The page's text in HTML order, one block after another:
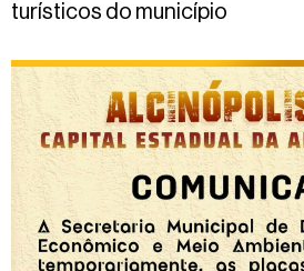
turísticos do município